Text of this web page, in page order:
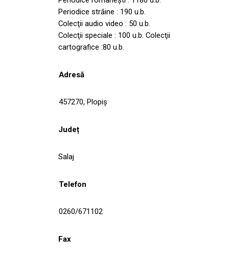
Periodice străine : 190 u.b.
Colecţii audio video : 50 u.b.
Colecţii speciale : 100 u.b. Colecţii
cartografice :80 u.b.
Adresă
457270, Plopiş
Județ
Salaj
Telefon
0260/671102
Fax